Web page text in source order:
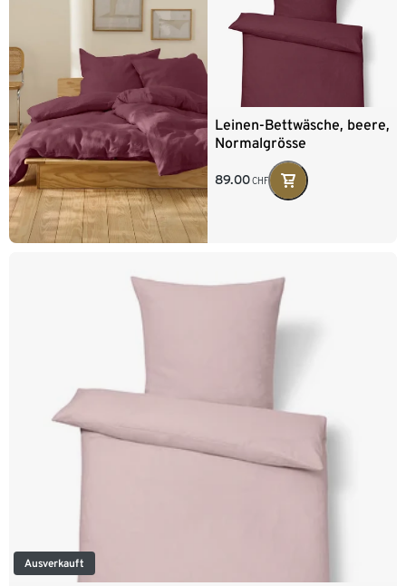
Leinen-Bettwäsche, beere,
Normalgrösse
89.00CHF
Ausverkauft